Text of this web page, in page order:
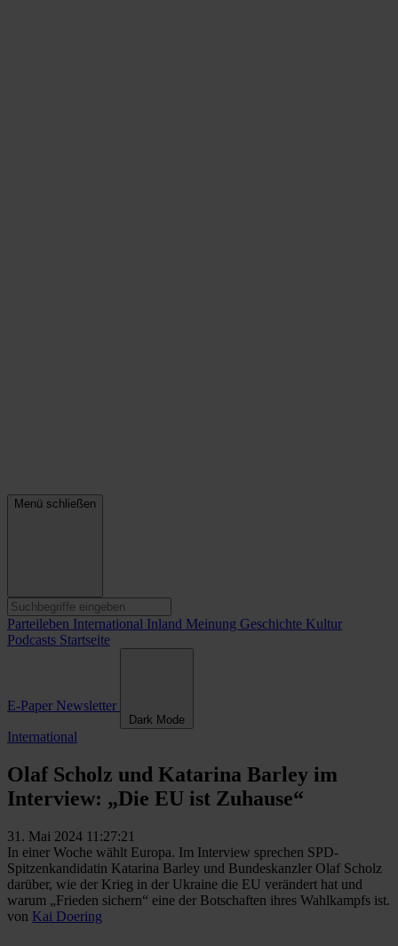
Menü schließen
Parteileben International Inland Meinung Geschichte Kultur
Podcasts Startseite
E-Paper Newsletter
Dark Mode
International
Olaf Scholz und Katarina Barley im
Interview: „Die EU ist Zuhause“
31. Mai 2024 11:27:21
In einer Woche wählt Europa. Im Interview sprechen SPD-
Spitzenkandidatin Katarina Barley und Bundeskanzler Olaf Scholz
darüber, wie der Krieg in der Ukraine die EU verändert hat und
warum „Frieden sichern“ eine der Botschaften ihres Wahlkampfs ist.
von Kai Doering